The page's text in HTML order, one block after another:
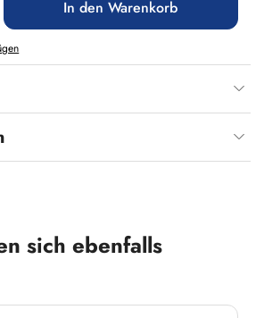
In den Warenkorb
sich ebenfalls